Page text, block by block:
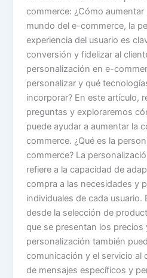
commerce: ¿Cómo
mundo del e-commerce, la
experiencia del usuario es
conversión y fidelizar al
personalización en e-
personalizar y qué
incorporar? En este artículo,
preguntas y exploraremos
puede ayudar a aumentar la
commerce. ¿Qué es la
commerce? La
refiere a la capacidad de
compra a las necesidades y
individuales de cada usuario.
desde la selección de
que se presentan los precios
personalización también
comunicación y el servicio al
de mensajes específicos y